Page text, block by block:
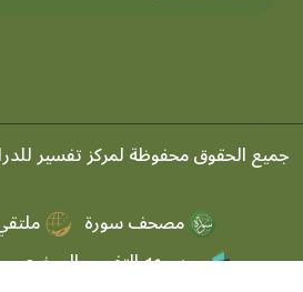
جميع الحقوق محفوظة لمركز تفسير
مصحف سورة
موسوعه التفسير الموضعي